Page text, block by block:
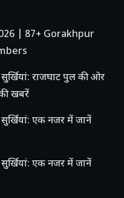
| 87+ Gorakhpur
राजघाट पुल की ओर
खबरें
एक नजर में जानें
एक नजर में जानें